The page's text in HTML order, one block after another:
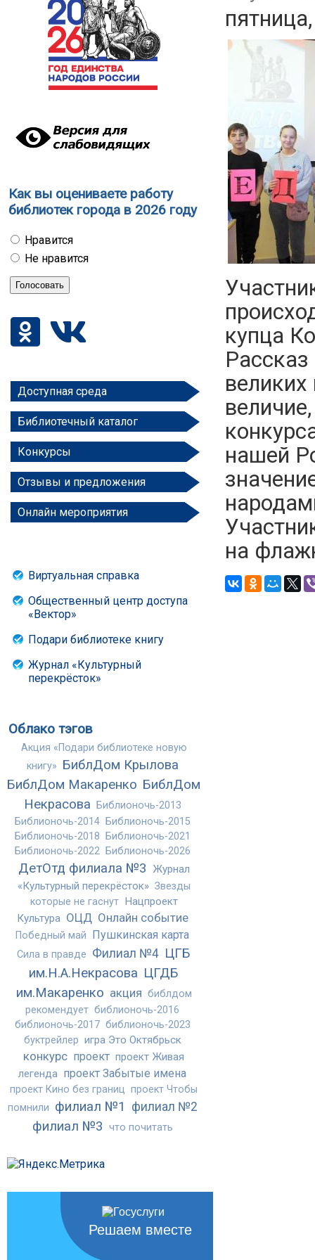
Как вы оцениваете работу
библиотек города в 2026 году
Нравится
Не нравится
Доступная среда
Библиотечный каталог
Конкурсы
Отзывы и предложения
Онлайн мероприятия
Виртуальная справка
Общественный центр доступа
«Вектор»
Подари библиотеке книгу
Журнал «Культурный
перекрёсток»
Облако тэгов
Акция «Подари библиотеке новую
книгу» БиблДом Крылова
БиблДом Макаренко БиблДом
Некрасова
Библионочь-2013
Библионочь-2014
Библионочь-2015
Библионочь-2018
Библионочь-2021
Библионочь-2022
Библионочь-2026
ДетОтд филиала №3
Журнал
«Культурный перекрёсток» Звезды
которые не гаснут Нацпроект
Культура ОЦД Онлайн событие
Победный май Пушкинская карта
Сила в правде Филиал №4 ЦГБ
им.Н.А.Некрасова ЦГДБ
им.Макаренко акция библдом
рекомендует библионочь-2016
библионочь-2017 библионочь-2023
буктрейлер игра Это Октябрьск
конкурс проект проект Живая
легенда проект Забытые имена
проект Кино без границ проект Чтобы
помнили филиал №1 филиал №2
филиал №3 что почитать
Решаем вместе
купца
великих
нашей
на